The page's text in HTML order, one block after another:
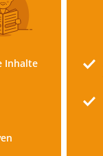
Inhalte